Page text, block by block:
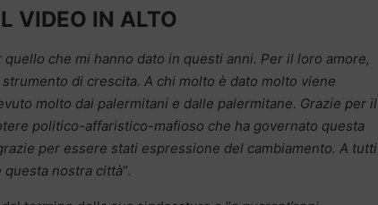
VIDEO IN ALTO
che mi hanno dato in questi anni. Per il loro amore,
di crescita. A chi molto è dato molto viene
molto dai palermitani e dalle palermitane. Grazie per il
politico-affaristico-mafioso che ha governato questa
per essere stati espressione del cambiamento. A tutti
questa nostra città“.